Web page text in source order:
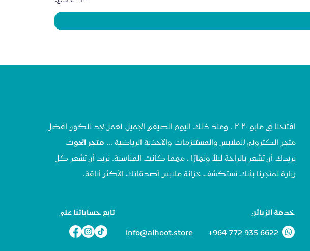
افتتحنا في مايو ٢٠٢٠ ، ومنذ ذلك اليوم الصيفي الجميل، نعمل بجد لنكون افضل
متجر الكتروني للملابس والمستلزمات والاحذية الرياضية ... متجر الحوت
يريدك أن تشعر بالراحة ليلاً ونهارًا ، مهما كانت المناسبة. نريد أن تشعر كل
زيارة لمتجرنا بأنك تستكشف خزانة ملابس أصدقائك الأكثر أناقة.
تابع حساباتنا على خدمة الزبائن
info@alhoot.store +964 772 935 6622